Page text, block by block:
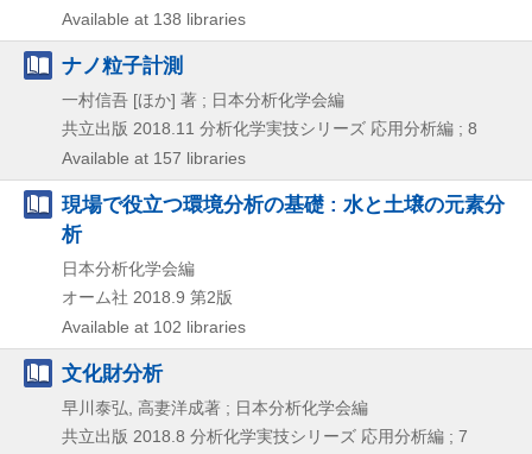
Available at 138 libraries
ナノ粒子計測
一村信吾 [ほか] 著 ; 日本分析化学会編
共立出版 2018.11 分析化学実技シリーズ 応用分析編 ; 8
Available at 157 libraries
現場で役立つ環境分析の基礎 : 水と土壌の元素分
析
日本分析化学会編
オーム社 2018.9 第2版
Available at 102 libraries
文化財分析
早川泰弘, 高妻洋成著 ; 日本分析化学会編
共立出版 2018.8 分析化学実技シリーズ 応用分析編 ; 7